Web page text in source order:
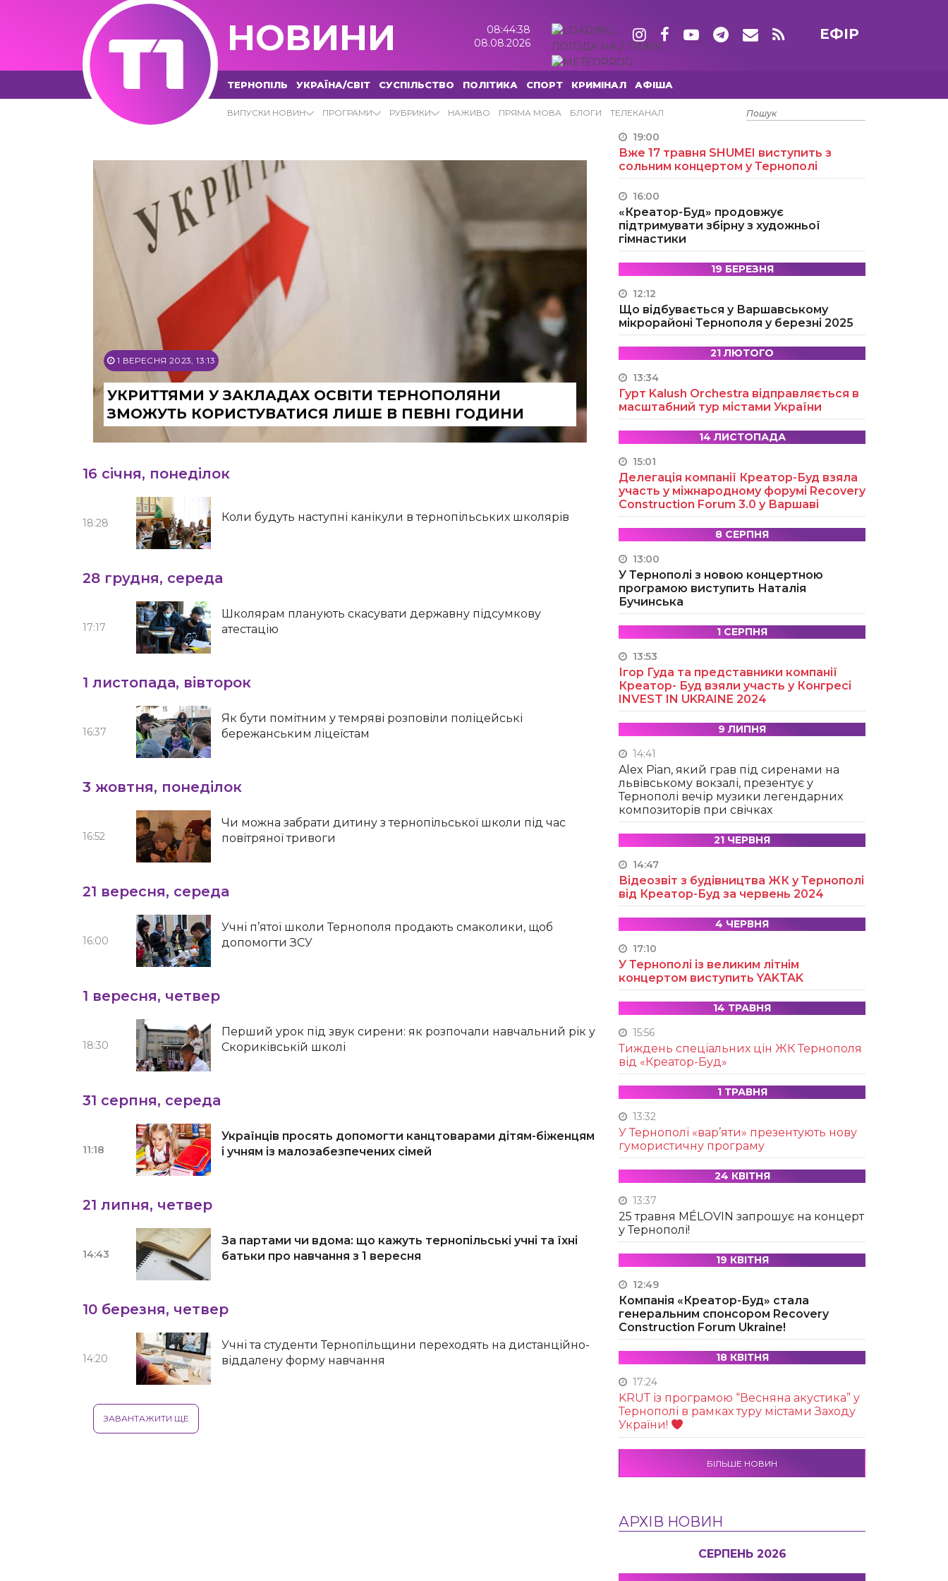
НОВИНИ
08:44:39
08.08.2026
ПОГОДА НА 2 ТИЖНІ
ЕФІР
ТЕРНОПІЛЬ УКРАЇНА/СВІТ СУСПІЛЬСТВО ПОЛІТИКА СПОРТ КРИМІНАЛ АФІША
ВИПУСКИ НОВИН ПРОГРАМИ РУБРИКИ НАЖИВО ПРЯМА МОВА БЛОГИ ТЕЛЕКАНАЛ
УЧНІ АРХІВИ - Т1 НОВИНИ
1 ВЕРЕСНЯ 2023, 13:13
УКРИТТЯМИ У ЗАКЛАДАХ ОСВІТИ ТЕРНОПОЛЯНИ
ЗМОЖУТЬ КОРИСТУВАТИСЯ ЛИШЕ В ПЕВНІ ГОДИНИ
16 січня, понеділок
18:28 Коли будуть наступні канікули в тернопільських школярів
28 грудня, середа
17:17
Школярам планують скасувати державну підсумкову
атестацію
1 листопада, вівторок
16:37
Як бути помітним у темряві розповіли поліцейські
бережанським ліцеїстам
3 жовтня, понеділок
16:52
Чи можна забрати дитину з тернопільської школи під час
повітряної тривоги
21 вересня, середа
16:00
Учні п’ятої школи Тернополя продають смаколики, щоб
допомогти ЗСУ
1 вересня, четвер
18:30
Перший урок під звук сирени: як розпочали навчальний рік у
Скориківській школі
31 серпня, середа
11:18
Українців просять допомогти канцтоварами дітям-біженцям
і учням із малозабезпечених сімей
21 липня, четвер
14:43
За партами чи вдома: що кажуть тернопільські учні та їхні
батьки про навчання з 1 вересня
10 березня, четвер
14:20
Учні та студенти Тернопільщини переходять на дистанційно-
віддалену форму навчання
ЗАВАНТАЖИТИ ЩЕ
15 ТРАВНЯ
19:00
Вже 17 травня SHUMEI виступить з
сольним концертом у Тернополі
16:00
«Креатор-Буд» продовжує
підтримувати збірну з художньої
гімнастики
19 БЕРЕЗНЯ
12:12
Що відбувається у Варшавському
мікрорайоні Тернополя у березні 2025
21 ЛЮТОГО
13:34
Гурт Kalush Orchestra відправляється в
масштабний тур містами України
14 ЛИСТОПАДА
15:01
Делегація компанії Креатор-Буд взяла
участь у міжнародному форумі Recovery
Construction Forum 3.0 у Варшаві
8 СЕРПНЯ
13:00
У Тернополі з новою концертною
програмою виступить Наталія
Бучинська
1 СЕРПНЯ
13:53
Ігор Гуда та представники компанії
Креатор- Буд взяли участь у Конгресі
INVEST IN UKRAINE 2024
9 ЛИПНЯ
14:41
Alex Pian, який грав під сиренами на
львівському вокзалі, презентує у
Тернополі вечір музики легендарних
композиторів при свічках
21 ЧЕРВНЯ
14:47
Відеозвіт з будівництва ЖК у Тернополі
від Креатор-Буд за червень 2024
4 ЧЕРВНЯ
17:10
У Тернополі із великим літнім
концертом виступить YAKTAK
14 ТРАВНЯ
15:56
Тиждень спеціальних цін ЖК Тернополя
від «Креатор-Буд»
1 ТРАВНЯ
13:32
У Тернополі «вар’яти» презентують нову
гумористичну програму
24 КВІТНЯ
13:37
25 травня MÉLOVIN запрошує на концерт
у Тернополі!
19 КВІТНЯ
12:49
Компанія «Креатор-Буд» стала
генеральним спонсором Recovery
Construction Forum Ukraine!
18 КВІТНЯ
17:24
KRUТ із програмою “Весняна акустика” у
Тернополі в рамках туру містами Заходу
України!
БІЛЬШЕ НОВИН
АРХІВ НОВИН
СЕРПЕНЬ 2026